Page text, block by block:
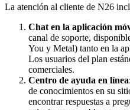
La atención al cliente de N26
Chat en la aplicación
canal de soporte,
You y Metal) tanto en la
Los usuarios del plan
comerciales.
Centro de ayuda en línea
de conocimientos en su
encontrar respuestas a